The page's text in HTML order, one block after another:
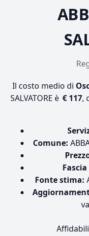
Il costo medio di
SALVATORE è € 117,
Comune:
Fonte stima: